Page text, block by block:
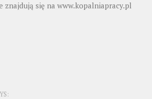
znajdują się na www.kopalniapracy.pl